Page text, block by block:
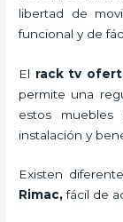
libertad de
funcional y de
El rack tv
permite una
estos
instalación y
Existen
Rimac,fácil de